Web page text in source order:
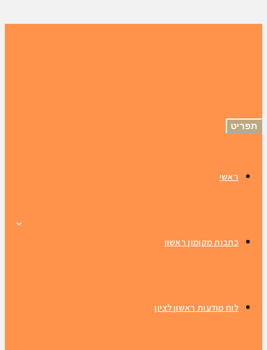
תפריט
ראשי
כתבות מקומון ראשון
לוח מודעות ראשון לציון